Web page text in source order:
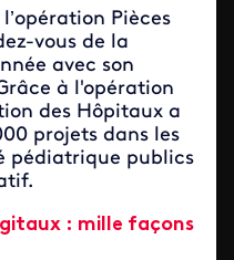
Pièces
vous de la
avec son
à l'opération
des Hôpitaux a
projets dans les
pédiatrique publics
: mille façons